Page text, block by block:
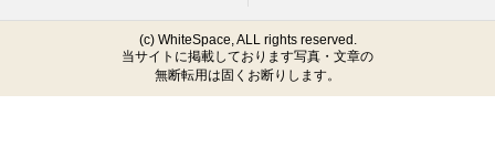
(c) WhiteSpace, ALL rights reserved.
当サイトに掲載しております写真・文章の
無断転用は固くお断りします。